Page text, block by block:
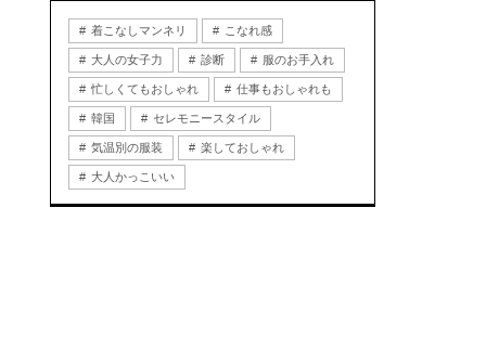
着こなしマンネリ こなれ感
大人の女子力 診断 服のお手入れ
忙しくてもおしゃれ 仕事もおしゃれも
韓国 セレモニースタイル
気温別の服装 楽しておしゃれ
大人かっこいい